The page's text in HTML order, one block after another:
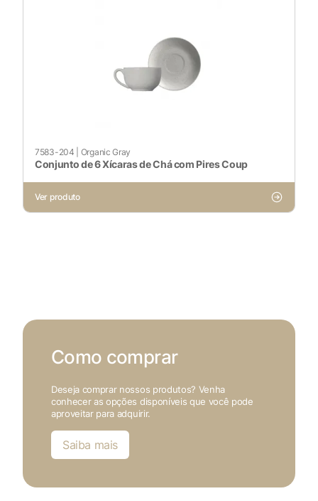
7583-204 Organic Gray
Conjunto de 6 Xícaras de Chá com Pires Coup
Ver produto
Como comprar
Deseja comprar nossos produtos? Venha
conhecer as opções disponíveis que você pode
aproveitar para adquirir.
Saiba mais